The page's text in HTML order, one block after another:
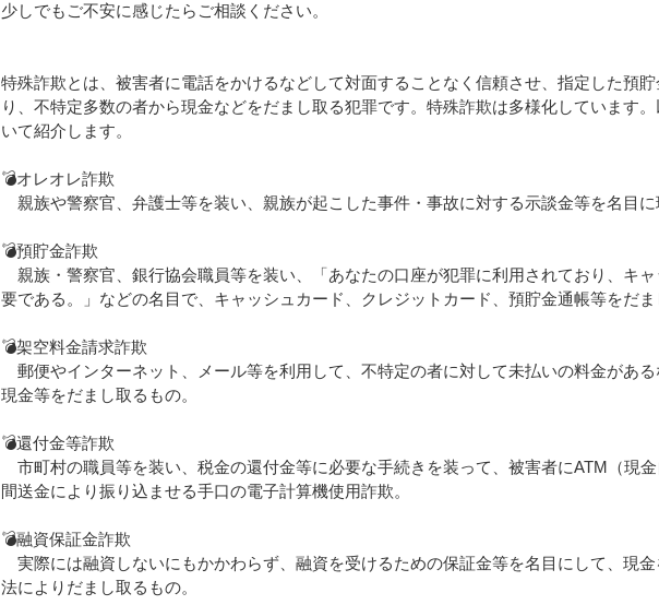
少しでもご不安に感じたらご相談ください。
特殊詐欺とは、被害者に電話をかけるなどして対面することなく信頼させ、指定した預
り、不特定多数の者から現金などをだまし取る犯罪です。特殊詐欺は多様化しています
いて紹介します。
💣オレオレ詐欺
親族や警察官、弁護士等を装い、親族が起こした事件・事故に対する示談金等を名目に
💣預貯金詐欺
親族・警察官、銀行協会職員等を装い、「あなたの口座が犯罪に利用されており、キ
要である。」などの名目で、キャッシュカード、クレジットカード、預貯金通帳等をだま
💣架空料金請求詐欺
郵便やインターネット、メール等を利用して、不特定の者に対して未払いの料金がある
現金等をだまし取るもの。
💣還付金等詐欺
市町村の職員等を装い、税金の還付金等に必要な手続きを装って、被害者にATM（現
間送金により振り込ませる手口の電子計算機使用詐欺。
💣融資保証金詐欺
実際には融資しないにもかかわらず、融資を受けるための保証金等を名目にして、現
法によりだまし取るもの。